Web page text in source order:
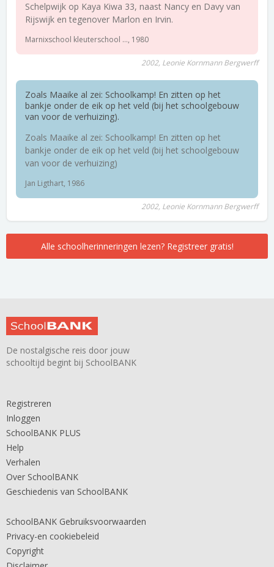
Schelpwijk op Kaya Kiwa 33, naast Nancy en Davy van
Rijswijk en tegenover Marlon en Irvin.
Marnixschool kleuterschool ..., 1980
2002, Leonie Kornmann Bergwerff
Zoals Maaike al zei: Schoolkamp! En zitten op het
bankje onder de eik op het veld (bij het schoolgebouw
van voor de verhuizing).
Zoals Maaike al zei: Schoolkamp! En zitten op het
bankje onder de eik op het veld (bij het schoolgebouw
van voor de verhuizing)
Jan Ligthart, 1986
2002, Leonie Kornmann Bergwerff
Alle schoolherinneringen lezen? Registreer gratis!
De nostalgische reis door jouw
schooltijd begint bij SchoolBANK
Registreren
Inloggen
SchoolBANK PLUS
Help
Verhalen
Over SchoolBANK
Geschiedenis van SchoolBANK
SchoolBANK Gebruiksvoorwaarden
Privacy-en cookiebeleid
Copyright